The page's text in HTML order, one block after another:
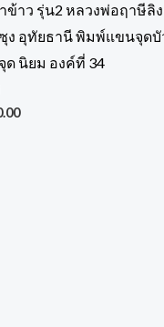
ข้าว รุ่น2 หลวงพ่อฤาษีลิ
ง อุทัยธานี พิมพ์แขนจุดบั
ด นิยม องค์ที่ 34